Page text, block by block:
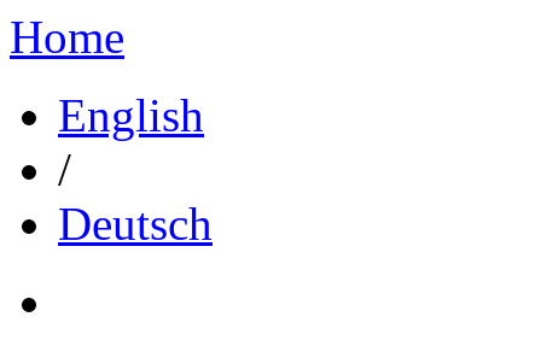
Home
English
/
Deutsch